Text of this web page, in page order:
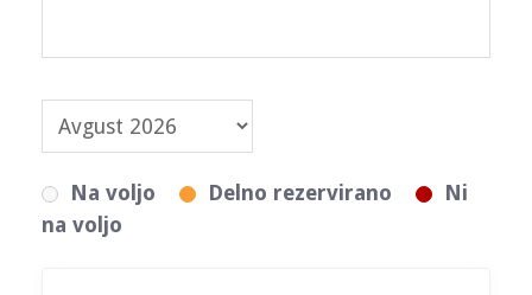
Na voljo Delno rezervirano
Ni
na voljo